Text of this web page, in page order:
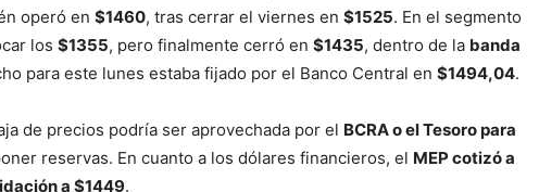
operó en $1460, tras cerrar el viernes en $1525. En el segmento
los $1355, pero finalmente cerró en $1435, dentro de la banda
para este lunes estaba fijado por el Banco Central en $1494,04.
de precios podría ser aprovechada por el BCRA o el Tesoro para
reservas. En cuanto a los dólares financieros, el MEP cotizó a
a $1449.